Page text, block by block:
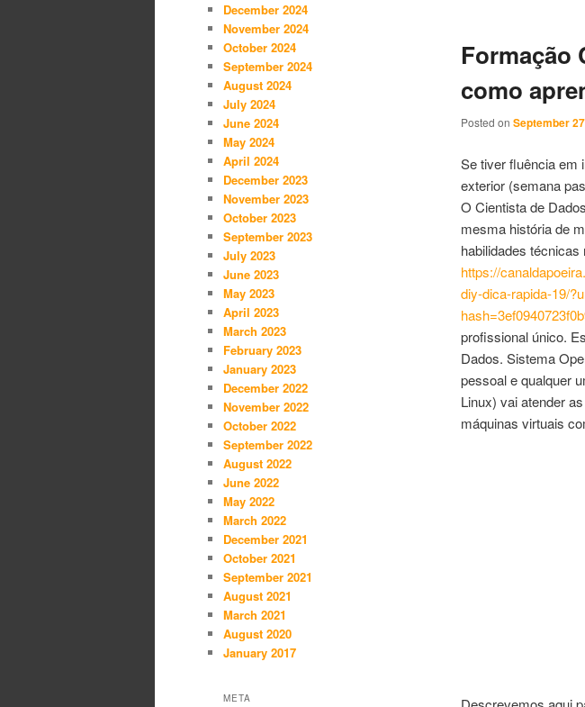
Formação
como
Posted on September
Se tiver fluência em
exterior (semana
O Cientista de
mesma história de
habilidades
https://
diy-dica-rapida-19/
profissional único.
Dados. Sistema
pessoal e qualquer
Linux) vai atender
máquinas virtuais
December 2024
November 2024
October 2024
September 2024
August 2024
July 2024
June 2024
May 2024
April 2024
December 2023
November 2023
October 2023
September 2023
July 2023
June 2023
May 2023
April 2023
March 2023
February 2023
January 2023
December 2022
November 2022
October 2022
September 2022
August 2022
June 2022
May 2022
March 2022
December 2021
October 2021
September 2021
August 2021
March 2021
August 2020
January 2017
META